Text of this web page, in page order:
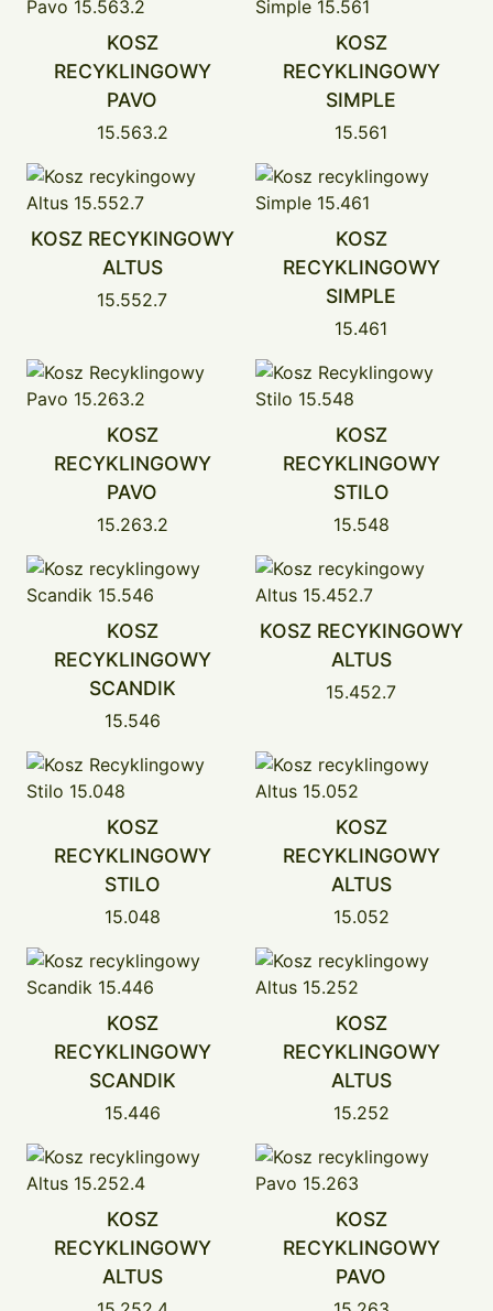
KOSZ
RECYKLINGOWY
PAVO
15.563.2
KOSZ
RECYKLINGOWY
SIMPLE
15.561
KOSZ RECYKINGOWY
ALTUS
15.552.7
KOSZ
RECYKLINGOWY
SIMPLE
15.461
KOSZ
RECYKLINGOWY
PAVO
15.263.2
KOSZ
RECYKLINGOWY
STILO
15.548
KOSZ
RECYKLINGOWY
SCANDIK
15.546
KOSZ RECYKINGOWY
ALTUS
15.452.7
KOSZ
RECYKLINGOWY
STILO
15.048
KOSZ
RECYKLINGOWY
ALTUS
15.052
KOSZ
RECYKLINGOWY
SCANDIK
15.446
KOSZ
RECYKLINGOWY
ALTUS
15.252
KOSZ
RECYKLINGOWY
ALTUS
KOSZ
RECYKLINGOWY
PAVO